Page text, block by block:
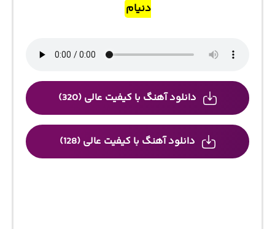
دنیام
دانلود آهنگ با کیفیت عالی (320)
دانلود آهنگ با کیفیت عالی (128)